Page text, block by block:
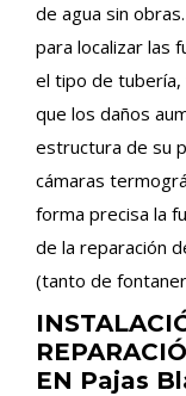
de agua sin
para localizar las
el tipo de
que los daños
estructura de su
cámaras
forma precisa la
de la reparación
(tanto de
EN Pajas